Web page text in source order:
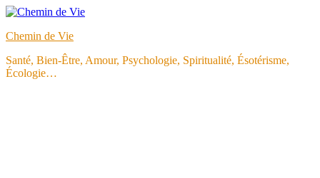
Aller
contenu
Chemin de Vie
Santé, Bien-Être, Amour, Psychologie, Spiritualité, Ésotérisme,
Écologie…